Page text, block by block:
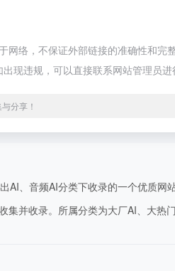
网络，不保证外部链接的准确性和
现违规，可以直接联系网站管理员进
分享！
AI、音频AI分类下收录的一个优质
集并收录。所属分类为大厂AI、大